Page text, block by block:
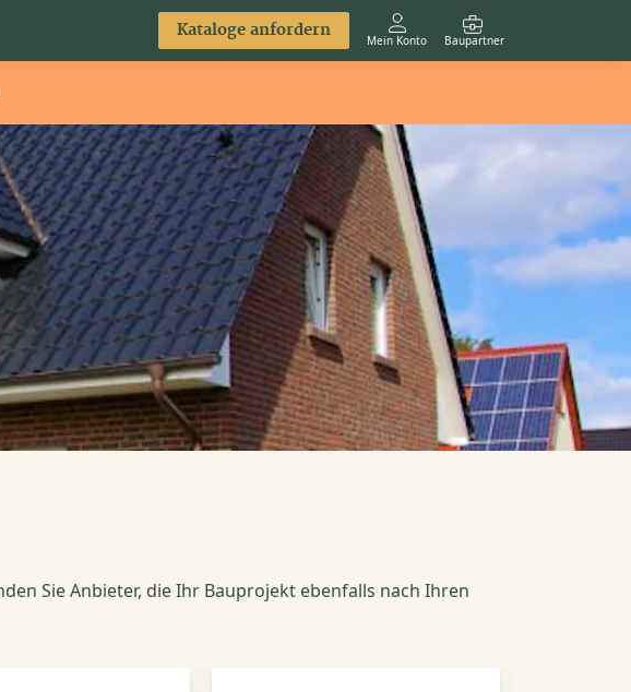
Kataloge anfordern Mein Konto Baupartner
Sie Anbieter, die Ihr Bauprojekt ebenfalls nach Ihren